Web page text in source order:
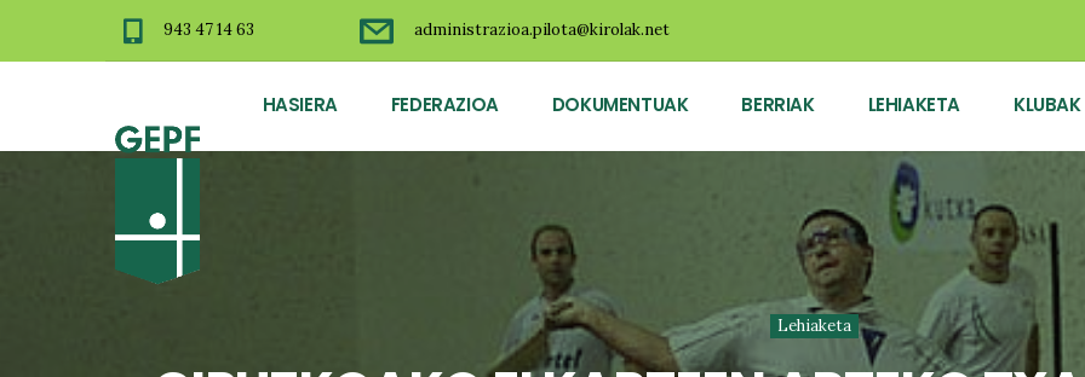
943 47 14 63 administrazioa.pilota@kirolak.net
HASIERA FEDERAZIOA DOKUMENTUAK BERRIAK LEHIAKETA KLUBAK
Lehiaketa